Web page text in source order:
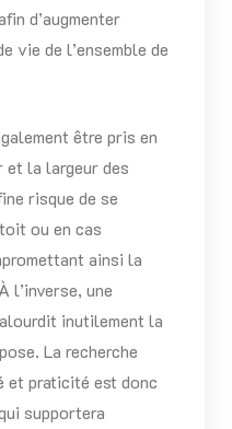
d’augmenter
vie de l’ensemble de
être pris en
et la largeur des
risque de se
ou en cas
ainsi la
l’inverse, une
inutilement la
La recherche
et praticité est donc
supportera